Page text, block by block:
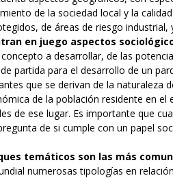
de la sociedad local y la
de áreas de riesgo industrial,
en juego aspectos
a desarrollar, de las
partida para el desarrollo de un
que se derivan de la naturaleza
de la población residente en
de ese lugar. Es importante que
de si cumple con un papel
temáticos son las más
numerosas tipologías en